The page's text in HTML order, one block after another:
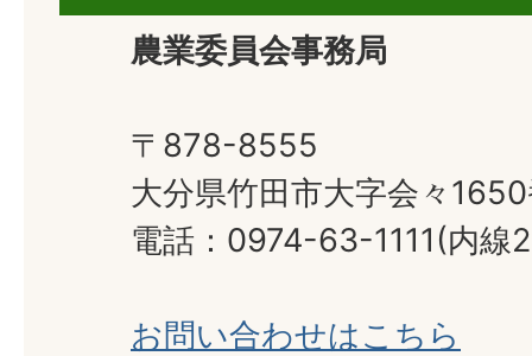
農業委員会事務局
〒878-8555
大分県竹田市大字会々
電話：0974-63-1111(内線
お問い合わせはこちら